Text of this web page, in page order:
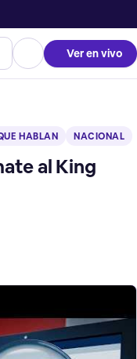
Ver en vivo
HABLAN NACIONAL
al King